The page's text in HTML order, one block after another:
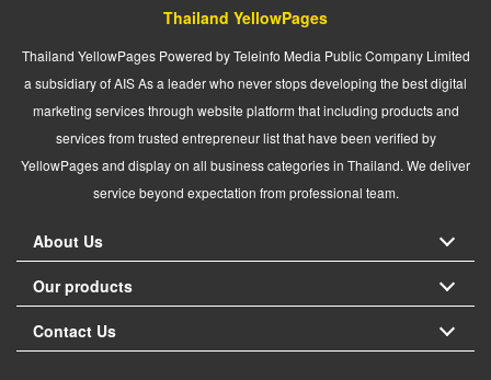
Thailand YellowPages
Thailand YellowPages Powered by Teleinfo Media Public Company Limited
a subsidiary of AIS As a leader who never stops developing the best digital
marketing services through website platform that including products and
services from trusted entrepreneur list that have been verified by
YellowPages and display on all business categories in Thailand. We deliver
service beyond expectation from professional team.
About Us
Our products
Contact Us